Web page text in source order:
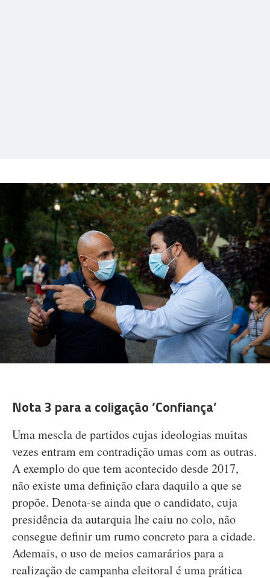
Nota 3 para a coligação ‘Confiança’
Uma mescla de partidos cujas ideologias muitas
vezes entram em contradição umas com as outras.
A exemplo do que tem acontecido desde 2017,
não existe uma definição clara daquilo a que se
propõe. Denota-se ainda que o candidato, cuja
presidência da autarquia lhe caiu no colo, não
consegue definir um rumo concreto para a cidade.
Ademais, o uso de meios camarários para a
realização de campanha eleitoral é uma prática